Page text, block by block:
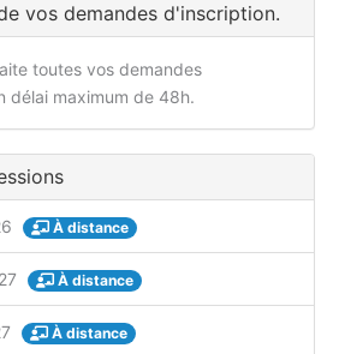
vos demandes d'inscription.
toutes vos demandes
délai maximum de 48h.
À distance
À distance
À distance